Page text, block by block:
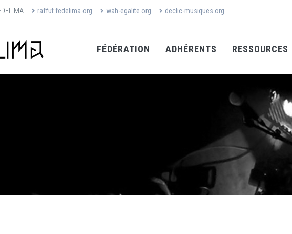
raffut.fedelima.org wah-egalite.org declic-musiques.org
FÉDÉRATION ADHÉRENTS RESSOURCES